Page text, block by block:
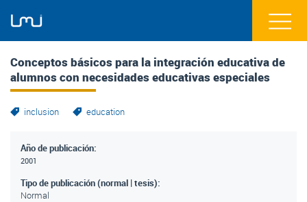
Conceptos básicos para la integración educativa de
alumnos con necesidades educativas especiales
inclusion education
Año de publicación:
2001
Tipo de publicación (normal | tesis):
Normal